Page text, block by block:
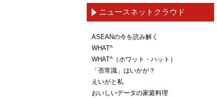
ニュースネットクラウド
ASEANの今を読み解く
WHAT^
WHAT^（ホワット・ハット）
「否常識」はいかが？
えいがと私
おいしいデータの家庭料理